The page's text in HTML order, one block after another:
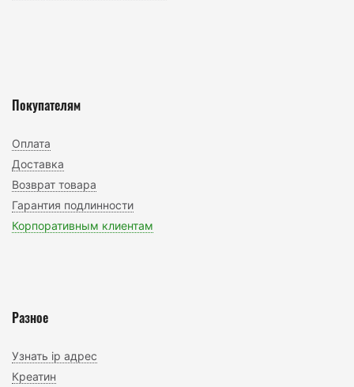
Покупателям
Оплата
Доставка
Возврат товара
Гарантия подлинности
Корпоративным клиентам
Разное
Узнать ip адрес
Креатин